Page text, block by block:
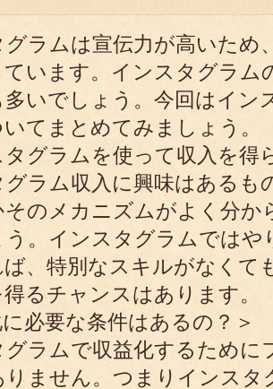
グラムは宣伝力が高いため
ています。インスタグラム
多いでしょう。今回はイン
てまとめてみましょう。
タグラムを使って収入を得
グラム収入に興味はあるも
のメカニズムがよく分か
う。インスタグラムではや
、特別なスキルがなくて
るチャンスはあります。
に必要な条件はあるの？＞
グラムで収益化するために
りません。つまりインス